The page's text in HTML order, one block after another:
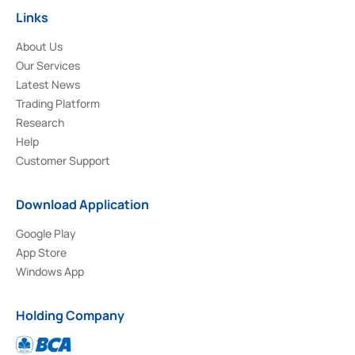
Links
About Us
Our Services
Latest News
Trading Platform
Research
Help
Customer Support
Download Application
Google Play
App Store
Windows App
Holding Company